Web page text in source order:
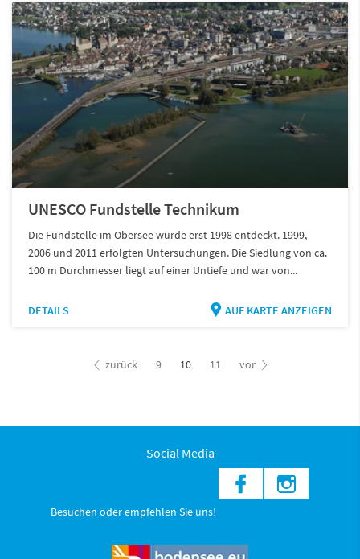
UNESCO Fundstelle Technikum
Die Fundstelle im Obersee wurde erst 1998 entdeckt. 1999,
2006 und 2011 erfolgten Untersuchungen. Die Siedlung von ca.
100 m Durchmesser liegt auf einer Untiefe und war von...
DETAILS AUF KARTE ANZEIGEN
zurück 9 10 11 vor
Social Media
Besuchen oder empfehlen Sie uns!